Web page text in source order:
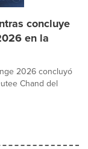
concluye
en la
2026 concluyó
Chand del